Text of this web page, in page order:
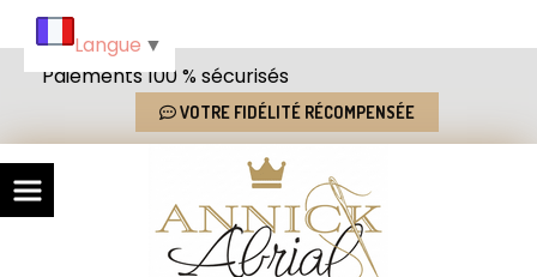
Paiements 100 % sécurisés
VOTRE FIDÉLITÉ RÉCOMPENSÉE
Langue ▼